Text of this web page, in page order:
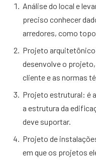
Análise do local e
preciso conhecer
arredores, como
Projeto
desenvolve o
cliente e as normas
Projeto estrutural: é
a estrutura da
deve suportar.
Projeto de
em que os projetos